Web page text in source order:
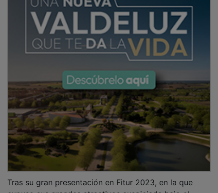
expuso sus grandes atractivos auspiciada bajo el